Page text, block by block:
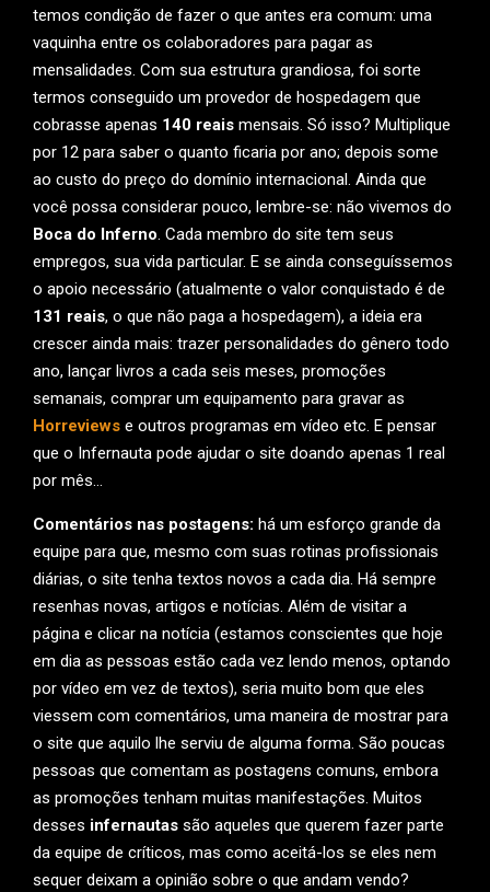
temos condição de fazer o que antes era comum: uma
vaquinha entre os colaboradores para pagar as
mensalidades. Com sua estrutura grandiosa, foi sorte
termos conseguido um provedor de hospedagem que
cobrasse apenas 140 reais mensais. Só isso? Multiplique
por 12 para saber o quanto ficaria por ano; depois some
ao custo do preço do domínio internacional. Ainda que
você possa considerar pouco, lembre-se: não vivemos do
Boca do Inferno. Cada membro do site tem seus
empregos, sua vida particular. E se ainda conseguíssemos
o apoio necessário (atualmente o valor conquistado é de
131 reais, o que não paga a hospedagem), a ideia era
crescer ainda mais: trazer personalidades do gênero todo
ano, lançar livros a cada seis meses, promoções
semanais, comprar um equipamento para gravar as
Horreviews e outros programas em vídeo etc. E pensar
que o Infernauta pode ajudar o site doando apenas 1 real
por mês…
Comentários nas postagens: há um esforço grande da
equipe para que, mesmo com suas rotinas profissionais
diárias, o site tenha textos novos a cada dia. Há sempre
resenhas novas, artigos e notícias. Além de visitar a
página e clicar na notícia (estamos conscientes que hoje
em dia as pessoas estão cada vez lendo menos, optando
por vídeo em vez de textos), seria muito bom que eles
viessem com comentários, uma maneira de mostrar para
o site que aquilo lhe serviu de alguma forma. São poucas
pessoas que comentam as postagens comuns, embora
as promoções tenham muitas manifestações. Muitos
desses infernautas são aqueles que querem fazer parte
da equipe de críticos, mas como aceitá-los se eles nem
sequer deixam a opinião sobre o que andam vendo?